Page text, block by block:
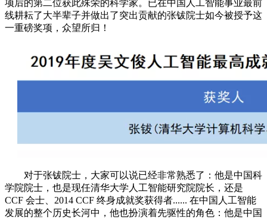
项后的第二位获此殊荣的科学家。已在中国人工智能事业最前
线耕耘了大半辈子并做出了突出贡献的张钹院士如今被授予这
一重磅奖项，众望所归！
对于张钹院士，大家可以说已经非常熟悉了：他是中国科
学院院士，也是现任清华大学人工智能研究院院长，还是
CCF 会士、2014 CCF 终身成就奖获得者...... 在中国人工智能
发展的整个历史长河中，他也扮演着先驱性的角色：他是中国